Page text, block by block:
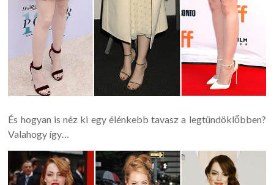
És hogyan is néz ki egy élénkebb tavasz a legtündöklőbben?
Valahogy így…